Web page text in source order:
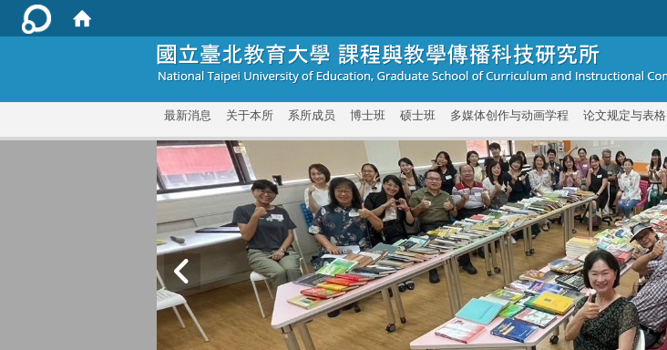
最新消息 关于本所 系所成员 博士班 硕士班 多媒体创作与动画学程 论文规定与表格